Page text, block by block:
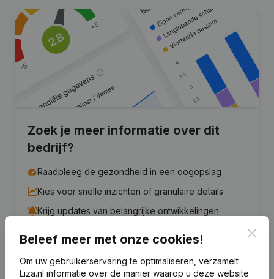
Zoek je meer informatie over dit
bedrijf?
Raadpleeg de gezondheid in een oogopslag
Kies voor snelle inzichten of granulaire details
Krijg updates van belangrijke ontwikkelingen
Probeer gratis Meer ontdekken
7 dagen gratis proefperiode, geen kredietkaart vereist.
Beleef meer met onze cookies!
Om uw gebruikerservaring te optimaliseren, verzamelt
Liza.nl informatie over de manier waarop u deze website